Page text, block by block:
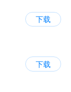
下载
下载